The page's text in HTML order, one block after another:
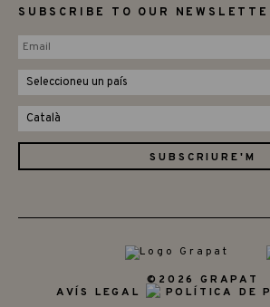
SUBSCRIBE TO OUR
©2026 GRAPAT
AVÍS LEGAL
POLÍTICA DE